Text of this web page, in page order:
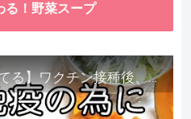
る！野菜スープ
【身体はなんでも知ってる】ワクチン接種後、異常に食べたくなった野菜が細胞回復に貢献してくれました。